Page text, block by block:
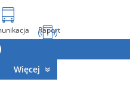
Raport
Więcej